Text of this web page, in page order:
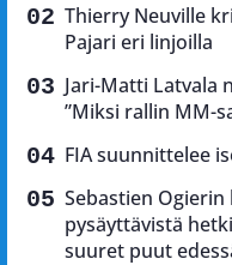
Thierry Neuville
Pajari eri linjoilla
Jari-Matti Latvala
”Miksi rallin MM-
FIA suunnittelee
Sebastien
pysäyttävistä
suuret puut